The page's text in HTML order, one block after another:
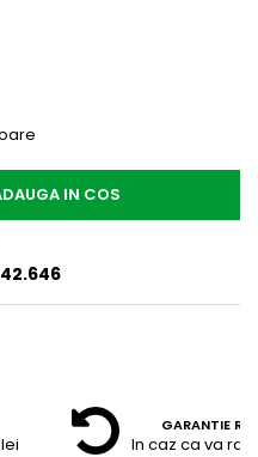
IN COS
GARANTIE
In caz ca va